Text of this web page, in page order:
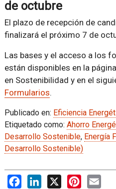
de octubre
El plazo de recepción de
finalizará el próximo 7 de
Las bases y el acceso a los
están disponibles en la
en Sostenibilidad y en el
Formularios.
Publicado en: Eficiencia
Etiquetado como: Ahorro
Desarrollo Sostenible, Energía
Desarrollo Sostenible)
FacebookLinkedIn
X PinterestEmail